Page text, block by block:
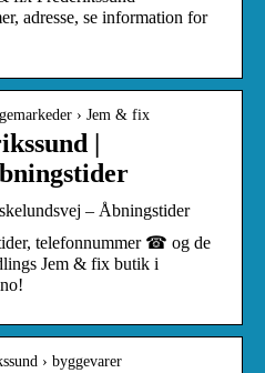
adresse, se information for
› Jem & fix
|
– Åbningstider
telefonnummer ☎ og de
Jem & fix butik i
› byggevarer